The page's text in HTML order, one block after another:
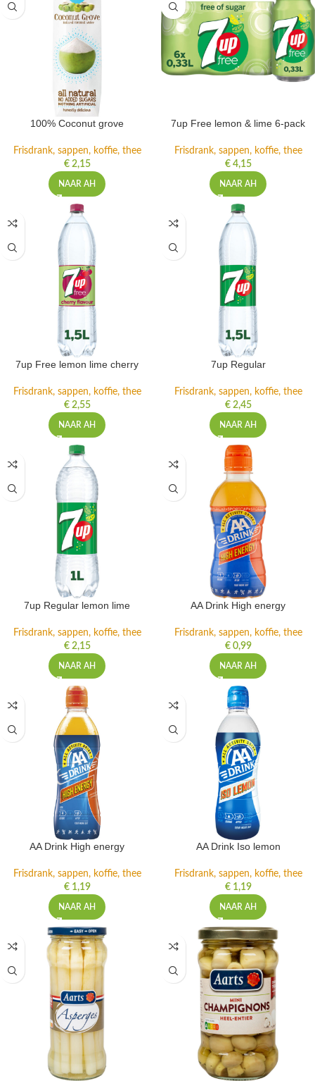
100% Coconut grove
Frisdrank, sappen, koffie, thee
€2,15
NAAR AH
7up Free lemon & lime 6-pack
Frisdrank, sappen, koffie, thee
€4,15
NAAR AH
7up Free lemon lime cherry
Frisdrank, sappen, koffie, thee
€2,55
NAAR AH
7up Regular
Frisdrank, sappen, koffie, thee
€2,45
NAAR AH
7up Regular lemon lime
Frisdrank, sappen, koffie, thee
€2,15
NAAR AH
AA Drink High energy
Frisdrank, sappen, koffie, thee
€0,99
NAAR AH
AA Drink High energy
Frisdrank, sappen, koffie, thee
€1,19
NAAR AH
AA Drink Iso lemon
Frisdrank, sappen, koffie, thee
€1,19
NAAR AH